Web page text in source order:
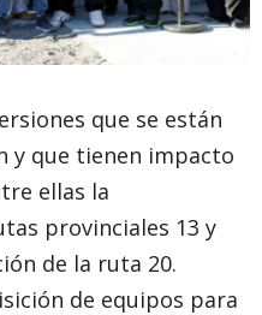
que se están
y que tienen impacto
ellas la
provinciales 13 y
de la ruta 20.
de equipos para